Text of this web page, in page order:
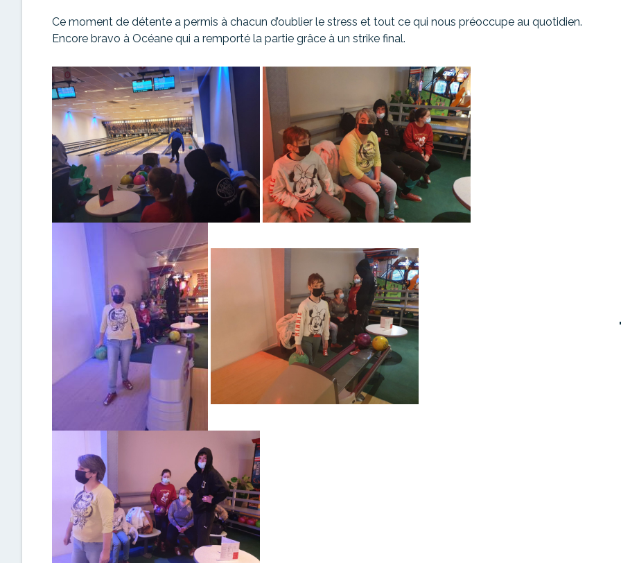
Ce moment de détente a permis à chacun d’oublier le stress et tout ce qui nous préoccupe au quotidien.
Encore bravo à Océane qui a remporté la partie grâce à un strike final.